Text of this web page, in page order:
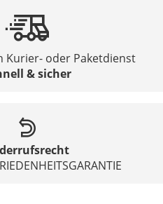
Kurier- oder Paketdienst
& sicher